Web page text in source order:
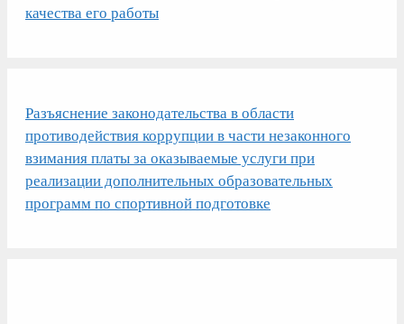
качества его работы
Разъяснение законодательства в области
противодействия коррупции в части незаконного
взимания платы за оказываемые услуги при
реализации дополнительных образовательных
программ по спортивной подготовке